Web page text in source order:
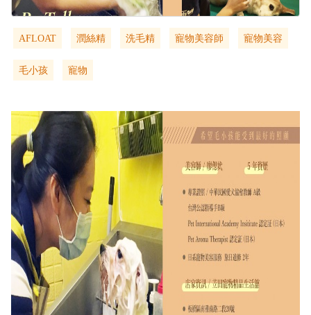
AFLOAT 潤絲精 洗毛精 寵物美容師 寵物美容
毛小孩 寵物